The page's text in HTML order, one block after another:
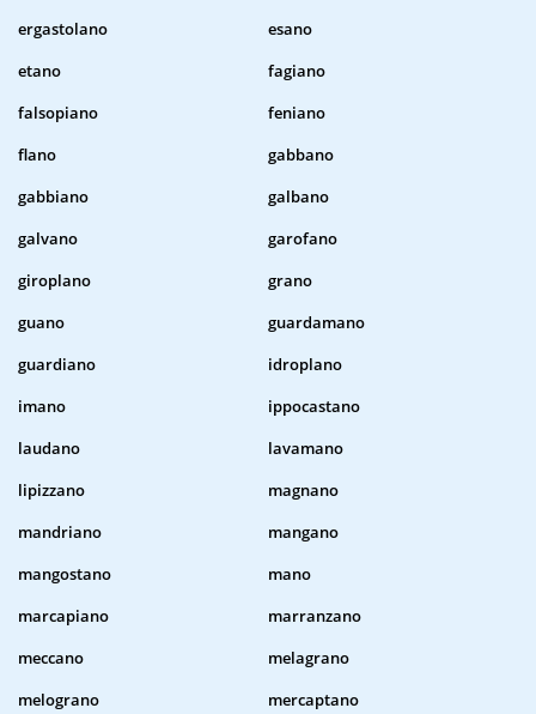
ergastolano
esano
etano
fagiano
falsopiano
feniano
flano
gabbano
gabbiano
galbano
galvano
garofano
giroplano
grano
guano
guardamano
guardiano
idroplano
imano
ippocastano
laudano
lavamano
lipizzano
magnano
mandriano
mangano
mangostano
mano
marcapiano
marranzano
meccano
melagrano
melograno
mercaptano